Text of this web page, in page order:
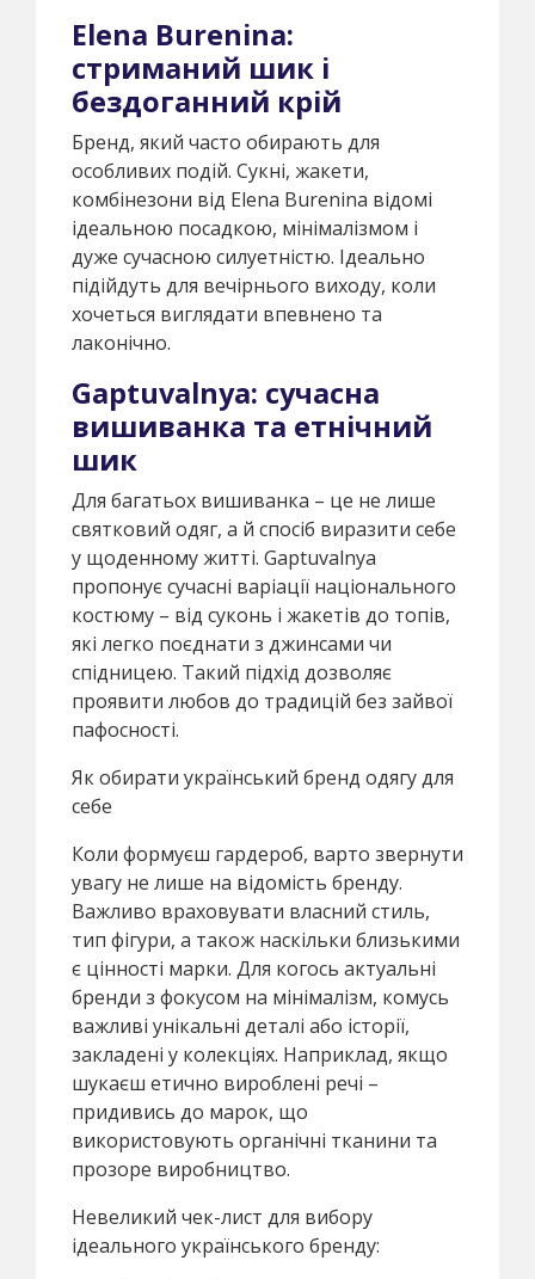
Elena Burenina:
стриманий шик і
бездоганний крій
Бренд, який часто обирають для
особливих подій. Сукні, жакети,
комбінезони від Elena Burenina відомі
ідеальною посадкою, мінімалізмом і
дуже сучасною силуетністю. Ідеально
підійдуть для вечірнього виходу, коли
хочеться виглядати впевнено та
лаконічно.
Gaptuvalnya: сучасна
вишиванка та етнічний
шик
Для багатьох вишиванка – це не лише
святковий одяг, а й спосіб виразити себе
у щоденному житті. Gaptuvalnya
пропонує сучасні варіації національного
костюму – від суконь і жакетів до топів,
які легко поєднати з джинсами чи
спідницею. Такий підхід дозволяє
проявити любов до традицій без зайвої
пафосності.
Як обирати український бренд одягу для
себе
Коли формуєш гардероб, варто звернути
увагу не лише на відомість бренду.
Важливо враховувати власний стиль,
тип фігури, а також наскільки близькими
є цінності марки. Для когось актуальні
бренди з фокусом на мінімалізм, комусь
важливі унікальні деталі або історії,
закладені у колекціях. Наприклад, якщо
шукаєш етично вироблені речі –
придивись до марок, що
використовують органічні тканини та
прозоре виробництво.
Невеликий чек-лист для вибору
ідеального українського бренду: